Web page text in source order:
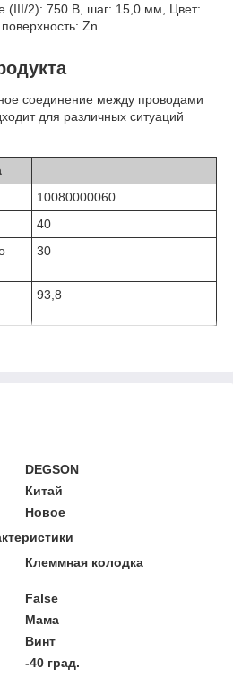
(III/2): 750 В, шаг: 15,0 мм, Цвет:
Zn
соединение между проводами
для различных ситуаций
10080000060
40
30
93,8
DEGSON
Китай
Новое
Клеммная колодка
False
Мама
Винт
-40 град.